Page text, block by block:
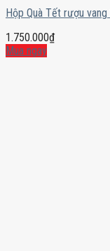
Hộp Quà Tết rượu
1.750.000₫
Mua ngay